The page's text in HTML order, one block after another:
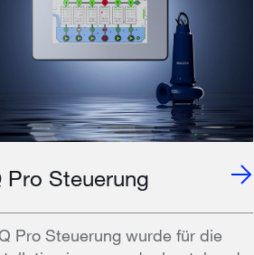
Pro Steuerung
Pro Steuerung wurde für die